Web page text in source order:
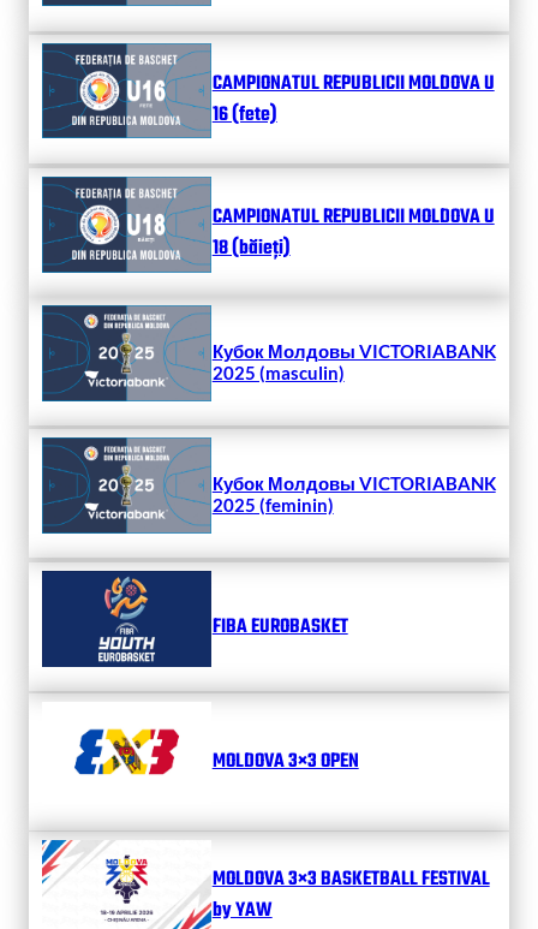
CAMPIONATUL REPUBLICII MOLDOVA U
16 (fete)
CAMPIONATUL REPUBLICII MOLDOVA U
18 (băieți)
Кубок Молдовы VICTORIABANK
2025 (masculin)
Кубок Молдовы VICTORIABANK
2025 (feminin)
FIBA EUROBASKET
MOLDOVA 3×3 OPEN
MOLDOVA 3×3 BASKETBALL FESTIVAL
by YAW